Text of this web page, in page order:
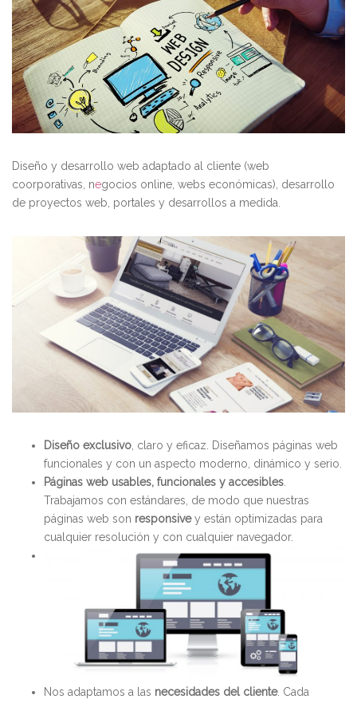
Diseño y desarrollo web adaptado al cliente (web
coorporativas, negocios online, webs económicas), desarrollo
de proyectos web, portales y desarrollos a medida.
Diseño exclusivo , claro y eficaz. Diseñamos páginas web
funcionales y con un aspecto moderno, dinámico y serio.
Páginas web usables, funcionales y accesibles
Trabajamos con estándares, de modo que nuestras
páginas web son responsivey están optimizadas para
cualquier resolución y con cualquier navegador.
Nos adaptamos a las necesidades del cliente. Cada